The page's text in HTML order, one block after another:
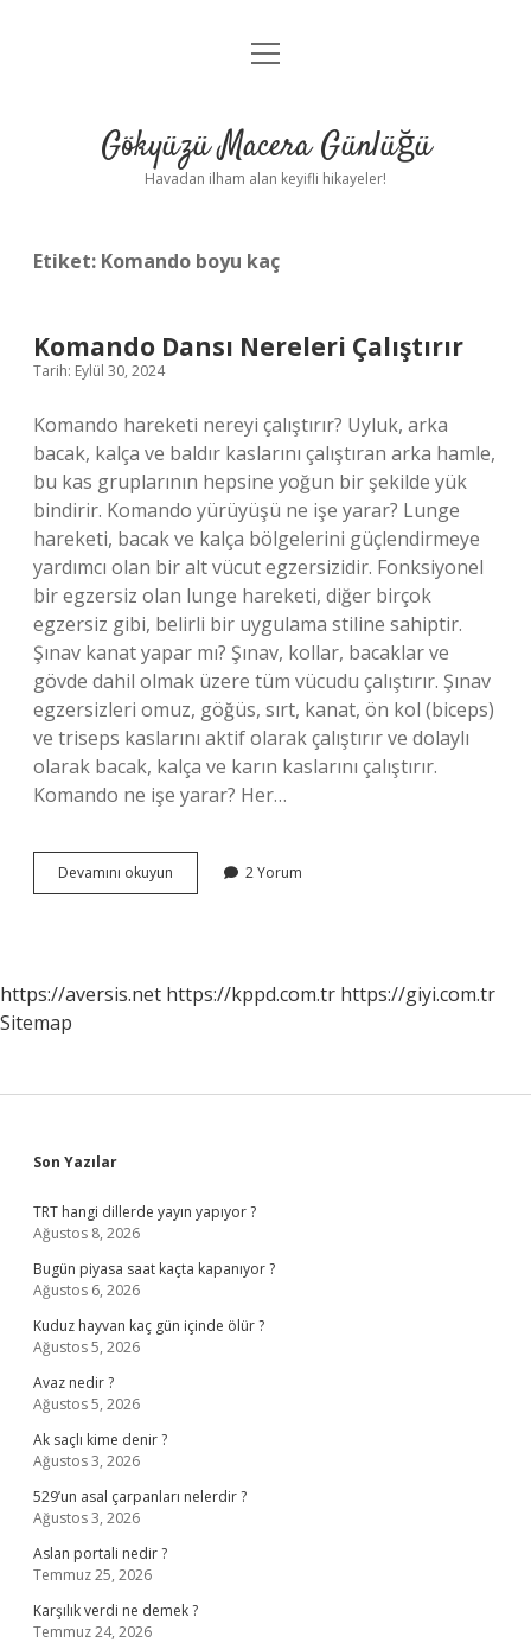
Anasayfa
Yasal Uyarı
menüyü
Gökyüzü Macera Günlüğü
Havadan ilham alan keyifli hikayeler!
Etiket: Komando boyu kaç
Komando Dansı Nereleri Çalıştırır
Tarih: Eylül 30, 2024
Komando hareketi nereyi çalıştırır? Uyluk, arka
bacak, kalça ve baldır kaslarını çalıştıran arka hamle,
bu kas gruplarının hepsine yoğun bir şekilde yük
bindirir. Komando yürüyüşü ne işe yarar? Lunge
hareketi, bacak ve kalça bölgelerini güçlendirmeye
yardımcı olan bir alt vücut egzersizidir. Fonksiyonel
bir egzersiz olan lunge hareketi, diğer birçok
egzersiz gibi, belirli bir uygulama stiline sahiptir.
Şınav kanat yapar mı? Şınav, kollar, bacaklar ve
gövde dahil olmak üzere tüm vücudu çalıştırır. Şınav
egzersizleri omuz, göğüs, sırt, kanat, ön kol (biceps)
ve triseps kaslarını aktif olarak çalıştırır ve dolaylı
olarak bacak, kalça ve karın kaslarını çalıştırır.
Komando ne işe yarar? Her…
Devamını okuyun Komando
Dansı
2 Yorum
https://aversis.net https://kppd.com.tr https://giyi.com.tr
Sitemap
Sidebar
Son Yazılar
TRT hangi dillerde yayın yapıyor ?
Ağustos 8, 2026
Bugün piyasa saat kaçta kapanıyor ?
Ağustos 6, 2026
Kuduz hayvan kaç gün içinde ölür ?
Ağustos 5, 2026
Avaz nedir ?
Ağustos 5, 2026
Ak saçlı kime denir ?
Ağustos 3, 2026
529’un asal çarpanları nelerdir ?
Ağustos 3, 2026
Aslan portali nedir ?
Temmuz 25, 2026
Karşılık verdi ne demek ?
Temmuz 24, 2026